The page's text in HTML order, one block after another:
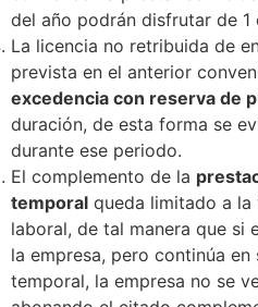
del año podrán disfrutar de
La licencia no retribuida de
prevista en el anterior
excedencia con reserva de
duración, de esta forma se
durante ese periodo.
El complemento de la
temporal queda limitado a
laboral, de tal manera que si
la empresa, pero continúa
temporal, la empresa no se